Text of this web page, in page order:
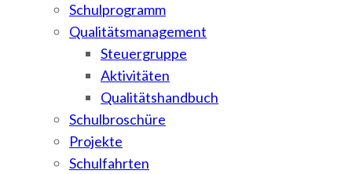
Schulprogramm
Qualitätsmanagement
Steuergruppe
Aktivitäten
Qualitätshandbuch
Schulbroschüre
Projekte
Schulfahrten